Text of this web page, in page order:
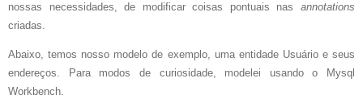
nossas necessidades, de modificar coisas pontuais nas annotations
criadas.
Abaixo, temos nosso modelo de exemplo, uma entidade Usuário e seus
endereços. Para modos de curiosidade, modelei usando o Mysql
Workbench.